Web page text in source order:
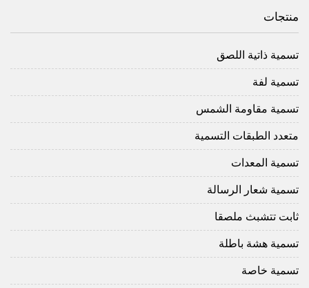
منتجات
تسمية ذاتية اللصق
تسمية لفة
تسمية مقاومة الشمس
متعدد الطبقات التسمية
تسمية المعدات
تسمية شعار الرسالة
ثابت تتشبث ملصقا
تسمية هشة باطلة
تسمية خاصة